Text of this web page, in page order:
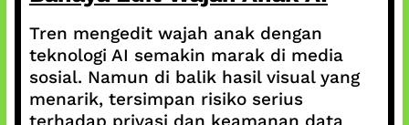
Tren mengedit wajah anak dengan
teknologi AI semakin marak di media
sosial. Namun di balik hasil visual yang
menarik, tersimpan risiko serius
terhadap privasi dan keamanan data